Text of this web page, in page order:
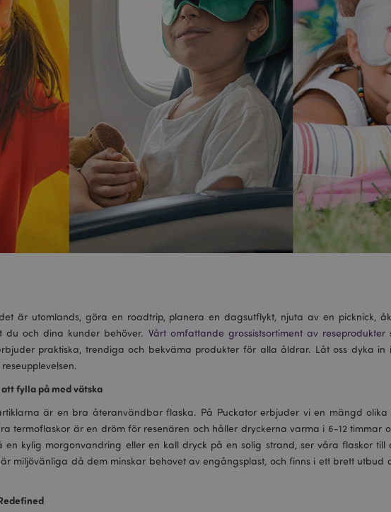
är utomlands, göra en roadtrip, planera en dagsutflykt, njuta av en picknick,
du och dina kunder behöver. Vårt omfattande grossistsortiment av reseprodukter
praktiska, trendiga och bekväma produkter för alla åldrar. Låt oss dyka in
fylla på med vätska
är en bra återanvändbar flaska. På Puckator erbjuder vi en mängd
termoflaskor är en dröm för resenären och håller dryckerna varma i 6-12 timmar
kylig morgonvandring eller en kall dryck på en solig strand, ser våra flaskor
miljövänliga då dem minskar behovet av engångsplast, och finns i ett brett utbud